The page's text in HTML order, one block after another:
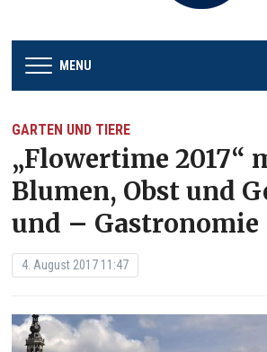
MENU
GARTEN UND TIERE
„Flowertime 2017“
Blumen, Obst und
und – Gastronomie
4. August 2017 11:47